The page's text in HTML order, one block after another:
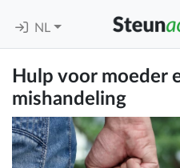
NL
Hulp voor moeder
mishandeling